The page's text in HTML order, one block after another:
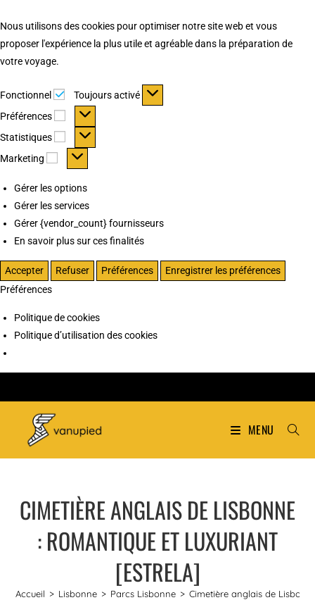
Nous utilisons des cookies pour optimiser notre site web et vous
proposer l'expérience la plus utile et agréable dans la préparation de
votre voyage.
Fonctionnel Fonctionnel
Toujours activé
Préférences
Préférences
Statistiques Statistiques
Marketing Marketing
Gérer les options
Gérer les services
Gérer {vendor_count} fournisseurs
En savoir plus sur ces finalités
Accepter Refuser Préférences
Enregistrer les préférences
Préférences
Politique de cookies
Politique d’utilisation des cookies
MENU
CIMETIÈRE ANGLAIS DE LISBONNE
: ROMANTIQUE ET LUXURIANT
[ESTRELA]
Accueil > Lisbonne > Parcs Lisbonne > Cimetière anglais de